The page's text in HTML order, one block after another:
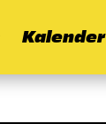
Kalender